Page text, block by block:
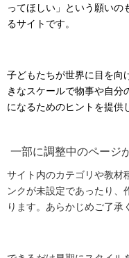
ってほしい」という願いの
るサイトです。
子どもたちが世界に目を向
きなスケールで物事や自分
になるためのヒントを提供
一部に調整中のページ
サイト内のカテゴリや教材
ンクが未設定であったり、
ります。あらかじめご了承